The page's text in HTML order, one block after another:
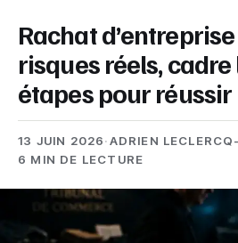
Rachat
risques réels,
étapes pour réussir
13 JUIN 2026·ADRIEN
6 MIN DE LECTURE